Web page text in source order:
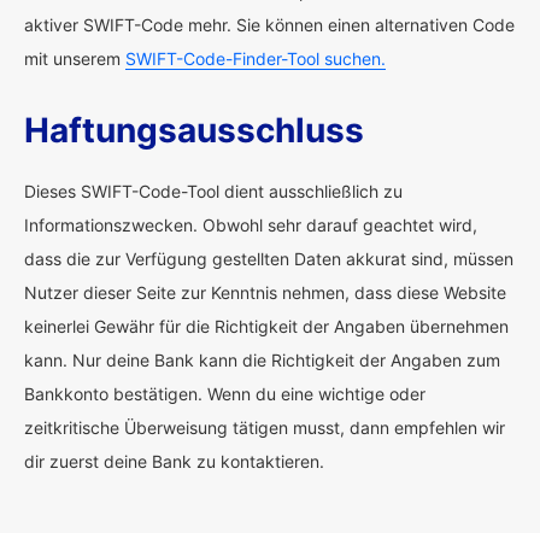
aktiver SWIFT-Code mehr. Sie können einen alternativen Code
mit unserem SWIFT-Code-Finder-Tool suchen.
Haftungsausschluss
Dieses SWIFT-Code-Tool dient ausschließlich zu
Informationszwecken. Obwohl sehr darauf geachtet wird,
dass die zur Verfügung gestellten Daten akkurat sind, müssen
Nutzer dieser Seite zur Kenntnis nehmen, dass diese Website
keinerlei Gewähr für die Richtigkeit der Angaben übernehmen
kann. Nur deine Bank kann die Richtigkeit der Angaben zum
Bankkonto bestätigen. Wenn du eine wichtige oder
zeitkritische Überweisung tätigen musst, dann empfehlen wir
dir zuerst deine Bank zu kontaktieren.